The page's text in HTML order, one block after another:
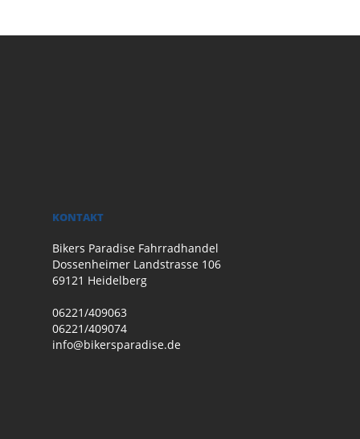
KONTAKT
Bikers Paradise Fahrradhandel
Dossenheimer Landstrasse 106
69121 Heidelberg
06221/409063
06221/409074
info@bikersparadise.de